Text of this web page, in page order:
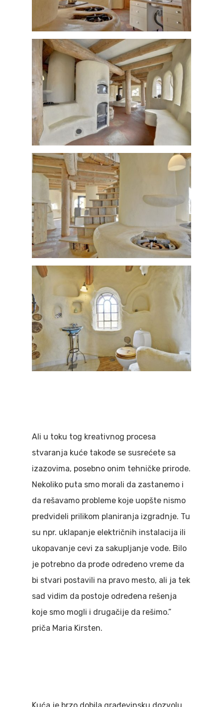
Ali u toku tog kreativnog procesa
stvaranja kuće takođe se susrećete sa
izazovima, posebno onim tehničke prirode.
Nekoliko puta smo morali da zastanemo i
da rešavamo probleme koje uopšte nismo
predvideli prilikom planiranja izgradnje. Tu
su npr. uklapanje električnih instalacija ili
ukopavanje cevi za sakupljanje vode. Bilo
je potrebno da prođe određeno vreme da
bi stvari postavili na pravo mesto, ali ja tek
sad vidim da postoje određena rešenja
koje smo mogli i drugačije da rešimo.”
priča Maria Kirsten.